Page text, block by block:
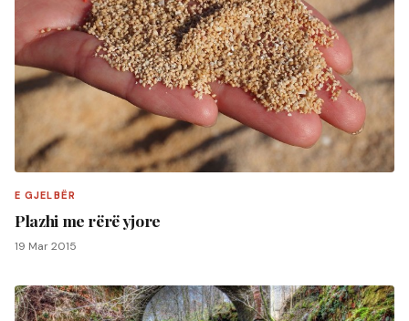
E GJELBËR
Plazhi me rërë yjore
19 Mar 2015